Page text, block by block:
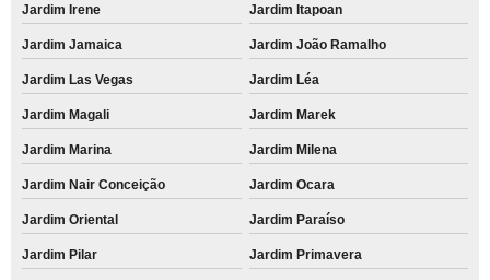
Jardim Irene Jardim Itapoan
Jardim Jamaica Jardim João Ramalho
Jardim Las Vegas Jardim Léa
Jardim Magali Jardim Marek
Jardim Marina Jardim Milena
Jardim Nair Conceição Jardim Ocara
Jardim Oriental Jardim Paraíso
Jardim Pilar Jardim Primavera